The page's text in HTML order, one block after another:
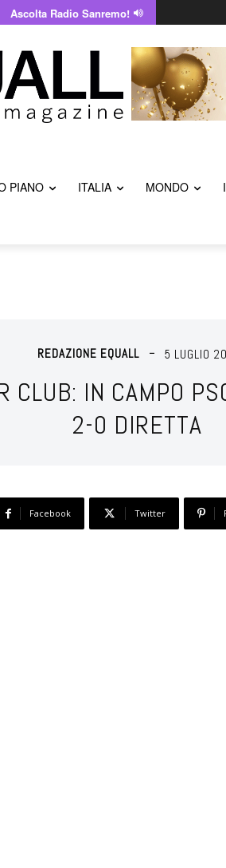
Ascolta Radio Sanremo!
PIANO ITALIA MONDO
REDAZIONE EQUALL 5 LUGLIO
CLUB: IN CAMPO
2-0 DIRETTA
Facebook Twitter